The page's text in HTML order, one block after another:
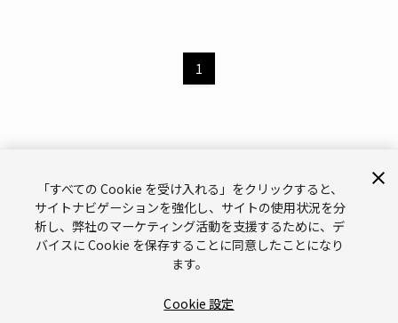
1
サポート お問い合わせ
メールマガジン
ブランドガイドライン（英語）
「すべての Cookie を受け入れる」をクリックすると、
サイトナビゲーションを強化し、サイトの使用状況を分
析し、弊社のマーケティング活動を支援するために、デ
バイスに Cookie を保存することに同意したことになり
ます。
Cookie 設定